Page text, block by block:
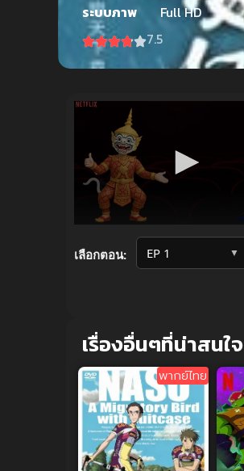
ระบบภาพ
Full HD
7.5
เลือกตอน: ▼
เรื่องอื่นๆที่น่าสนใจ
พากย์ไทย